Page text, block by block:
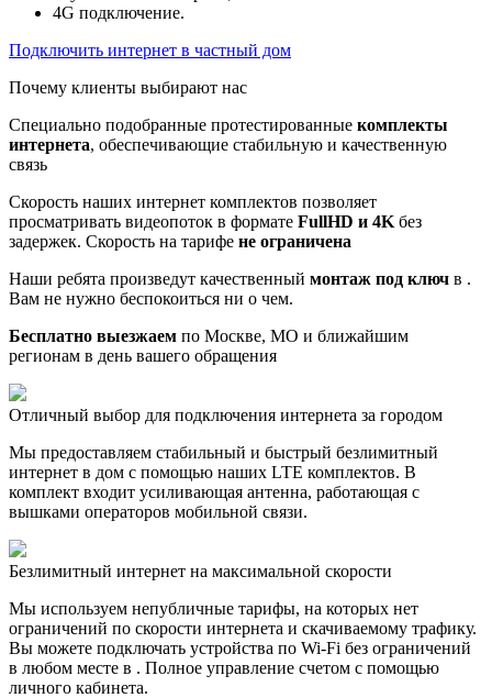
4G подключение.
Подключить интернет в частный дом
Почему клиенты выбирают нас
Специально подобранные протестированные комплекты
интернета, обеспечивающие стабильную и качественную
связь
Скорость наших интернет комплектов позволяет
просматривать видеопоток в формате FullHD и 4K без
задержек. Скорость на тарифе не ограничена
Наши ребята произведут качественный монтаж под ключ в .
Вам не нужно беспокоиться ни о чем.
Бесплатно выезжаем по Москве, МО и ближайшим
регионам в день вашего обращения
Отличный выбор для подключения интернета за городом
Мы предоставляем стабильный и быстрый безлимитный
интернет в дом с помощью наших LTE комплектов. В
комплект входит усиливающая антенна, работающая с
вышками операторов мобильной связи.
Безлимитный интернет на максимальной скорости
Мы используем непубличные тарифы, на которых нет
ограничений по скорости интернета и скачиваемому трафику.
Вы можете подключать устройства по Wi-Fi без ограничений
в любом месте в . Полное управление счетом с помощью
личного кабинета.